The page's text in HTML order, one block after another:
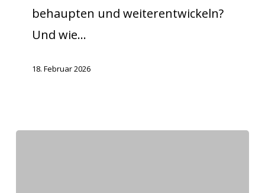
behaupten und weiterentwickeln?
Und wie…
18. Februar 2026